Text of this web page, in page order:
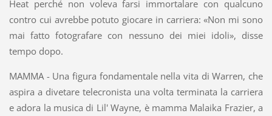
Heat perché non voleva farsi immortalare con qualcuno
contro cui avrebbe potuto giocare in carriera: «Non mi sono
mai fatto fotografare con nessuno dei miei idoli», disse
tempo dopo.
MAMMA - Una figura fondamentale nella vita di Warren, che
aspira a divetare telecronista una volta terminata la carriera
e adora la musica di Lil' Wayne, è mamma Malaika Frazier, a